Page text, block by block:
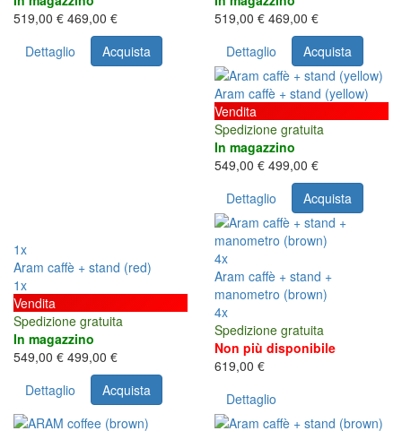
519,00 € 469,00 €
Dettaglio
Acquista
519,00 € 469,00 €
Dettaglio
Acquista
1x
Aram caffè + stand (red)
1x
Vendita
Spedizione gratuita
In magazzino
549,00 € 499,00 €
Dettaglio
Acquista
Aram caffè + stand (yellow)
Vendita
Spedizione gratuita
In magazzino
549,00 € 499,00 €
Dettaglio
Acquista
4x
Aram caffè + stand +
manometro (brown)
4x
Spedizione gratuita
Non più disponibile
619,00 €
Dettaglio